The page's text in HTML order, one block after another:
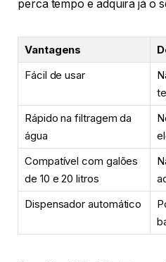
perca tempo e adquira já o
Vantagens
Fácil de usar
Rápido na filtragem da
água
Compatível com galões
de 10 e 20 litros
Dispensador automático